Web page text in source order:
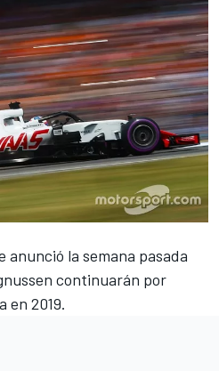
anunció la semana pasada
continuarán por
en 2019.